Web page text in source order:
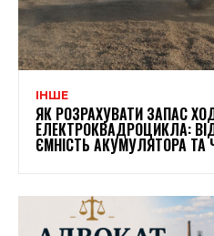
ІНШЕ
ЯК РОЗРАХУВАТИ ЗАПАС
ЕЛЕКТРОКВАДРОЦИКЛА:
ЄМНІСТЬ АКУМУЛЯТОРА ТА